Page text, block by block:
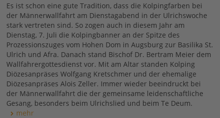
Es ist schon eine gute Tradition, dass die Kolpingfarben bei
der Männerwallfahrt am Dienstagabend in der Ulrichswoche
stark vertreten sind. So zogen auch in diesem Jahr am
Dienstag, 7. Juli die Kolpingbanner an der Spitze des
Prozessionszuges vom Hohen Dom in Augsburg zur Basilika St.
Ulrich und Afra. Danach stand Bischof Dr. Bertram Meier dem
Wallfahrergottesdienst vor. Mit am Altar standen Kolping
Diözesanpräses Wolfgang Kretschmer und der ehemalige
Diözesanpräses Alois Zeller. Immer wieder beeindruckt bei
der Männerwallfahrt die der gemeinsame leidenschaftliche
Gesang, besonders beim Ulrichslied und beim Te Deum.
mehr